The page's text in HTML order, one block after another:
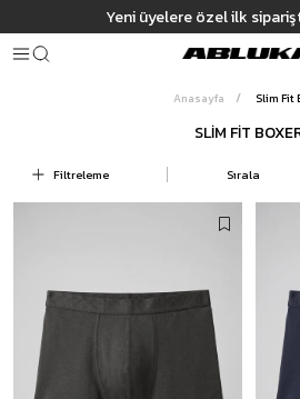
Yeni üyelere özel ilk
Anasayfa Slim Fit
SLIM FIT
Filtreleme Sırala